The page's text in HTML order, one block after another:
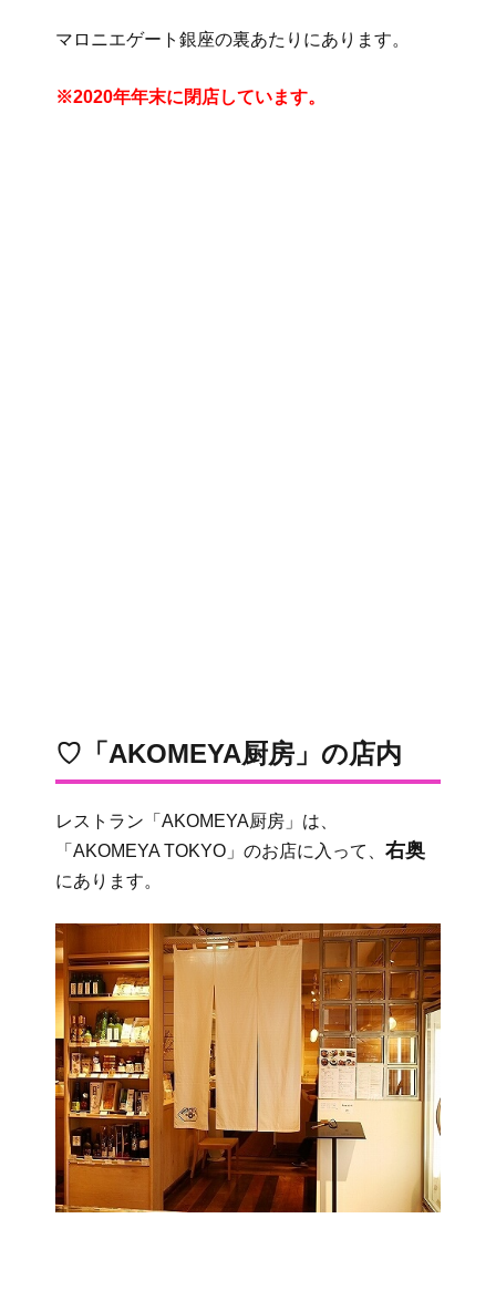
マロニエゲート銀座の裏あたりにあります。
※2020年年末に閉店しています。
♡「AKOMEYA厨房」の店内
レストラン「AKOMEYA厨房」は、
「AKOMEYA TOKYO」のお店に入って、 右奥
にあります。